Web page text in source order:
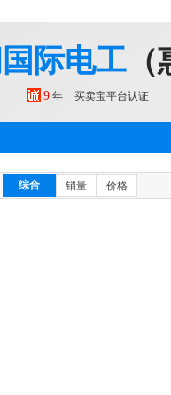
际电工
9 年 买卖宝平台认证
综合 销量 价格